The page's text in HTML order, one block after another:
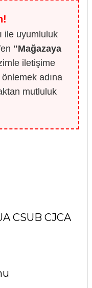
ile uyumluluk
"Mağazaya
iletişime
önlemek adına
mutluluk
CSUB CJCA